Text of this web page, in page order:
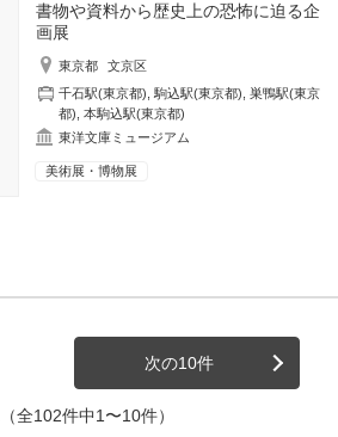
書物や資料から歴史上の恐怖に迫る企
画展
東京都
文京区
千石駅(東京都) ,駒込駅(東京都) ,巣鴨駅(東京
都) ,本駒込駅(東京都)
東洋文庫ミュージアム
美術展・博物展
次の10件
（全102件中1〜10件）